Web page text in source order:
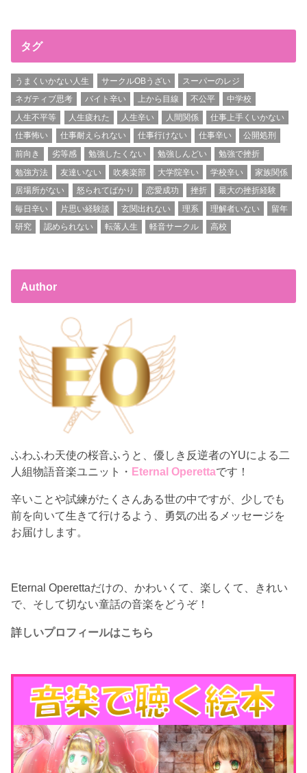
タグ
うまくいかない人生 サークルOBうざい
スーパーのレジ
ネガティブ思考
バイト辛い 上から目線 不公平
中学校
人生不平等
人生疲れた 人生辛い 人間関係
仕事上手くいかない
仕事怖い
仕事耐えられない 仕事行けない 仕事辛い
公開処刑
前向き
劣等感 勉強したくない 勉強しんどい
勉強で挫折
勉強方法
友達いない 吹奏楽部 大学院辛い 学校辛い
家族関係
居場所がない
怒られてばかり 恋愛成功 挫折
最大の挫折経験
毎日辛い
片思い経験談 玄関出れない 理系 理解者いない
留年
研究
認められない 転落人生 軽音サークル 高校
Author
ふわふわ天使の桜音ふうと、優しき反逆者のYUによる二
人組物語音楽ユニット・ Eternal Operettaです！
辛いことや試練がたくさんある世の中ですが、少しでも
前を向いて生きて行けるよう、勇気の出るメッセージを
お届けします。
Eternal Operettaだけの、かわいくて、楽しくて、きれい
で、そして切ない童話の音楽をどうぞ！
詳しいプロフィールはこちら